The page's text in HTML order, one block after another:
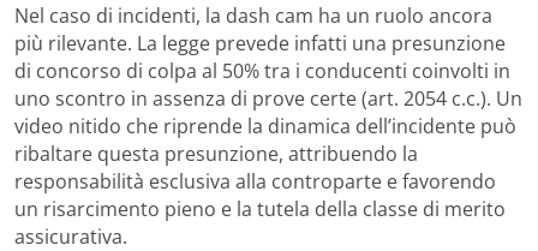
Nel caso di incidenti, la dash cam ha un ruolo ancora
più rilevante. La legge prevede infatti una presunzione
di concorso di colpa al 50% tra i conducenti coinvolti in
uno scontro in assenza di prove certe (art. 2054 c.c.). Un
video nitido che riprende la dinamica dell’incidente può
ribaltare questa presunzione, attribuendo la
responsabilità esclusiva alla controparte e favorendo
un risarcimento pieno e la tutela della classe di merito
assicurativa.